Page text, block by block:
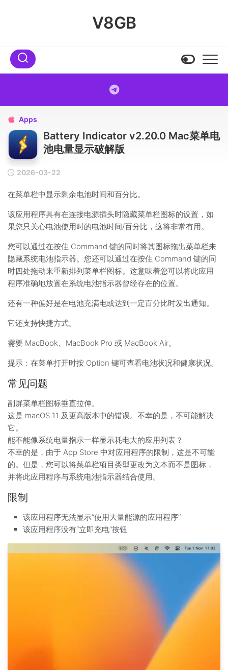
V8GB
 Apps
Battery Indicator v2.20.0 Mac菜单电
池电量显示破解版
2026-03-22
在菜单栏中显示剩余电池时间和百分比。
该应用程序具有在连接电源插头时隐藏菜单栏图标的设置，如
果您只关心电池使用时的电池时间/百分比，这将非常有用。
您可以通过在按住 Command 键的同时将其图标拖出菜单栏来
隐藏系统电池指示器。您还可以通过在按住 Command 键的同
时四处拖动来重新排列菜单栏图标。这意味着您可以将此应用
程序准确地放置在系统电池指示器曾经存在的位置。
还有一种偏好是在电池充满电或达到一定百分比时发出通知。
它还支持快捷方式。
需要 MacBook、MacBook Pro 或 MacBook Air。
提示：在菜单打开时按 Option 键可查看电池状况和健康状况。
常见问题
副屏菜单栏图标垂直拉伸。
这是 macOS 11 及更高版本中的错误。不幸的是，不可能解决
它。
能不能像系统电量指示一样显示耗电大的应用列表？
不幸的是，由于 App Store 中对应用程序的限制，这是不可能
的。但是，您可以将菜单栏项目类型更改为文本而不是图标，
并将此应用程序与系统电池指示器结合使用。
限制
该应用程序无法显示“使用大量能源的应用程序”
该应用程序没有“立即充电”按钮